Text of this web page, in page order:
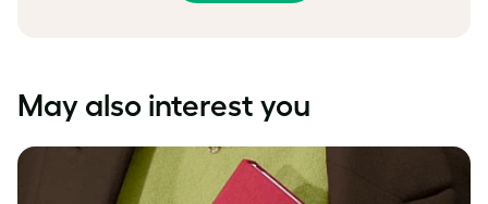
May also interest you